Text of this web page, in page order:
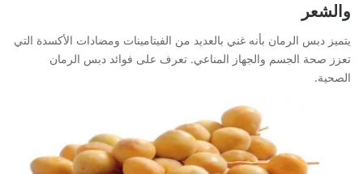
والشعر
يتميز دبس الرمان بأنه غني بالعديد من الفيتامينات ومضادات الأكسدة التي
تعزز صحة الجسم والجهاز المناعي. تعرف على فوائد دبس الرمان
الصحية.